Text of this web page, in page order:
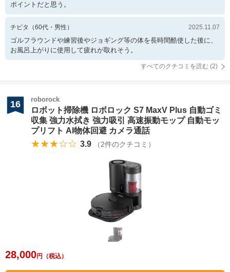
ポイントだと思う。
チビタ （60代・ 男性 ） 2025.11.07
ゴルフラウンドや練習後やジョギング等の体を長時間酷使した後に、
お風呂上がりに使用して疲れが取れそう。
すべてのクチコミを読む (2)
16 roborock
ロボット掃除機 ロボロック S7 MaxV Plus 自動ゴミ
収集 強力水拭き 強力吸引 高速振動モップ 自動モッ
プリフト AI物体回避 カメラ通話
★★★☆☆ 3.9 （2件のクチコミ）
28,000